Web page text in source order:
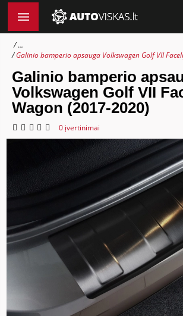
...
Galinio bamperio apsauga Volkswagen Golf VII
Galinio bamperio
Volkswagen Golf VII
Wagon (2017-2020)
0 įvertinimai